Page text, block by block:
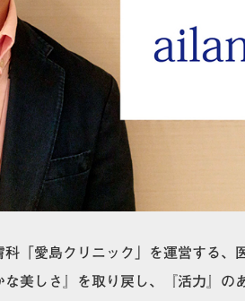
「愛島クリニック」を運営する、
美しさ』を取り戻し、『活力』の